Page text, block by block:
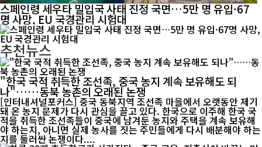
스페인령 세우타 밀입국 사태 진정 국면…5만 명 유입·67
명 사망, EU 국경관리 시험대
추천뉴스
"한국 국적 취득한 조선족, 중국 농지 계속 보유해도 되
나"……동북 농촌의 오래된 논쟁
[인터내셔널포커스] 중국 동북지역 조선족 마을에서 오랫동안 제기
돼 온 농지 문제가 다시 관심을 끌고 있다. 한국으로 이주해 한국 국
적을 취득한 조선족들이 중국에 남겨둔 농지와 주택을 계속 보유해
야 하는지, 아니면 실제 농사를 짓는 주민들에게 다시 배분해야 하는
지를 둘러싼 논쟁이다....